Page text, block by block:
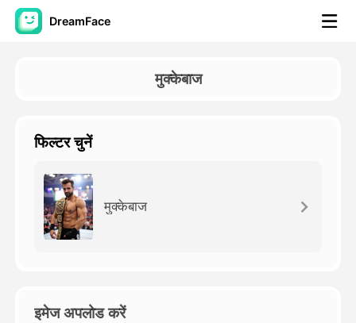
DreamFace
एआई वीडियो
एआई फोटो
अन्य उपकरण
मुक्केबाज
फिल्टर चुनें
मुक्केबाज
इमेज अपलोड करें